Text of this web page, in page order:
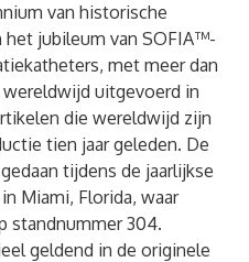
van historische
het jubileum van SOFIA™-
met meer dan
uitgevoerd in
die wereldwijd zijn
tien jaar geleden. De
tijdens de jaarlijkse
in Miami, Florida, waar
standnummer 304.
geldend in de originele